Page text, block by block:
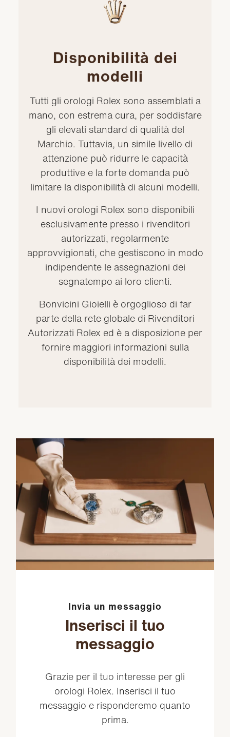
Disponibilità dei
modelli
Tutti gli orologi Rolex sono assemblati a
mano, con estrema cura, per soddisfare
gli elevati standard di qualità del
Marchio. Tuttavia, un simile livello di
attenzione può ridurre le capacità
produttive e la forte domanda può
limitare la disponibilità di alcuni modelli.
I nuovi orologi Rolex sono disponibili
esclusivamente presso i rivenditori
autorizzati, regolarmente
approvvigionati, che gestiscono in modo
indipendente le assegnazioni dei
segnatempo ai loro clienti.
Bonvicini Gioielli è orgoglioso di far
parte della rete globale di Rivenditori
Autorizzati Rolex ed è a disposizione per
fornire maggiori informazioni sulla
disponibilità dei modelli.
Invia un messaggio
Inserisci il tuo
messaggio
Grazie per il tuo interesse per gli
orologi Rolex. Inserisci il tuo
messaggio e risponderemo quanto
prima.